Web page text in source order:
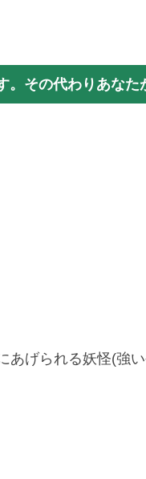
。その代わりあなた
あげられる妖怪(強